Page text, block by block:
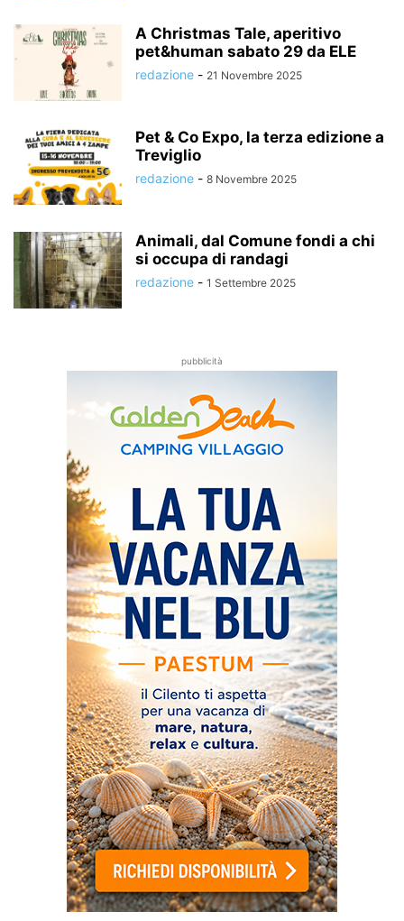
A Christmas Tale, aperitivo
pet&human sabato 29 da ELE
redazione - 21 Novembre 2025
Pet & Co Expo, la terza edizione a
Treviglio
redazione - 8 Novembre 2025
Animali, dal Comune fondi a chi
si occupa di randagi
redazione - 1 Settembre 2025
pubblicità